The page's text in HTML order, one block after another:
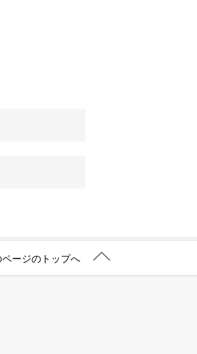
ページのトップへ